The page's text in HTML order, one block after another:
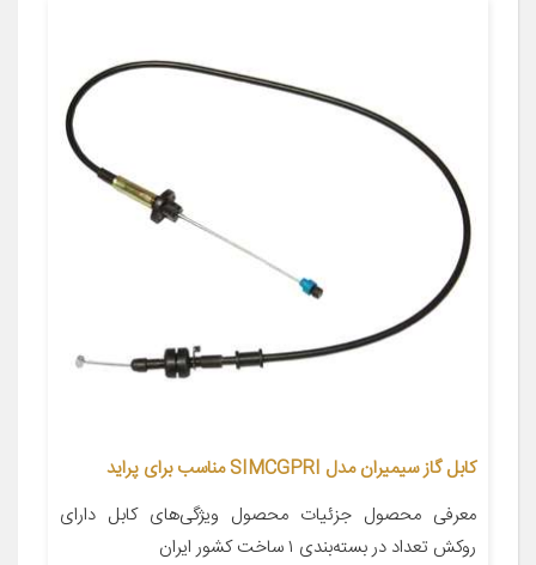
کابل گاز سیمیران مدل SIMCGPRI مناسب برای پراید
معرفی محصول جزئیات محصول ویژگی‌های کابل دارای
روکش تعداد در بسته‌بندی ۱ ساخت کشور ایران